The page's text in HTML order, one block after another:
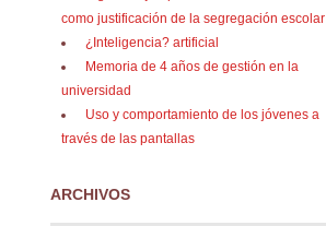
como justificación de la segregación escolar
¿Inteligencia? artificial
Memoria de 4 años de gestión en la
universidad
Uso y comportamiento de los jóvenes a
través de las pantallas
ARCHIVOS